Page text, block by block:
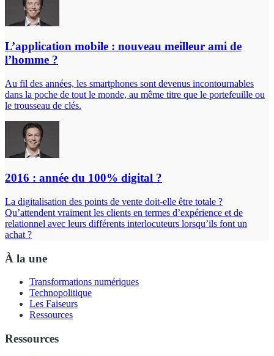
L’application mobile : nouveau meilleur ami de
l’homme ?
Au fil des années, les smartphones sont devenus incontournables
dans la poche de tout le monde, au même titre que le portefeuille ou
le trousseau de clés.
2016 : année du 100% digital ?
La digitalisation des points de vente doit-elle être totale ?
Qu’attendent vraiment les clients en termes d’expérience et de
relationnel avec leurs différents interlocuteurs lorsqu’ils font un
achat ?
À la une
Transformations numériques
Technopolitique
Les Faiseurs
Ressources
Ressources